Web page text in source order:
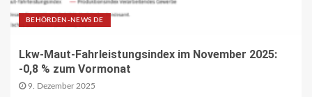
13
Repräsentative Studie vom Vodafone
Institut
BEHÖRDEN-NEWS DE
Lkw-Maut-Fahrleistungsindex im November 2025:
-0,8 % zum Vormonat
9. Dezember 2025